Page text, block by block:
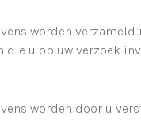
worden
die u op uw verzoek
worden door u